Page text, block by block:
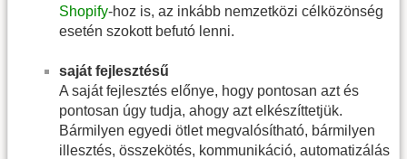
Shopify-hoz is, az inkább nemzetközi célközönség
esetén szokott befutó lenni.
saját fejlesztésű
A saját fejlesztés előnye, hogy pontosan azt és
pontosan úgy tudja, ahogy azt elkészíttetjük.
Bármilyen egyedi ötlet megvalósítható, bármilyen
illesztés, összekötés, kommunikáció, automatizálás